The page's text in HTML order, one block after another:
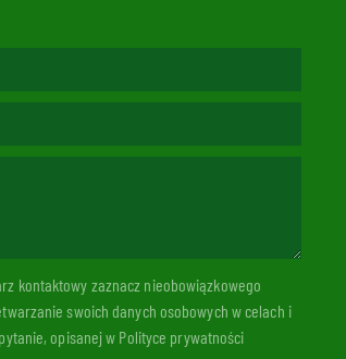
kontaktowy zaznacz nieobowiązkowego
swoich danych osobowych w celach i
opisanej w Polityce prywatności